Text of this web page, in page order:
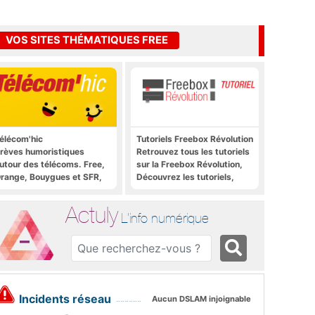
VOS SITES THÉMATIQUES FREE
humoristiques
des télécoms. Free,
Bouygues et SFR,
Tutoriels Freebox Révolution
Retrouvez tous les tutoriels
sur la Freebox Révolution,
Découvrez les tutoriels,
Freebox Server, Freebox
Actuly L'info numérique
Incidents réseau Aucun DSLAM injoignable